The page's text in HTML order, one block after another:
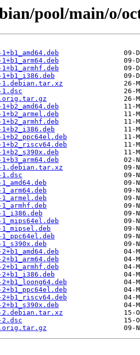
pool/main/o/